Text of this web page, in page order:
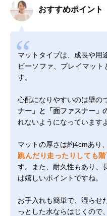
おすすめポイント
マットタイプは、成長や用
ビーソファ、プレイマット
す。
心配になりやすいのは壁の
ナー」と「面ファスナー」
れないようになっています
マットの厚さは約4cmあり
跳んだり走ったりしても
す。また、耐久性もあり、
は嬉しいポイントですね。
お手入れも簡単で、湿らせ
っとした水ならはじくので